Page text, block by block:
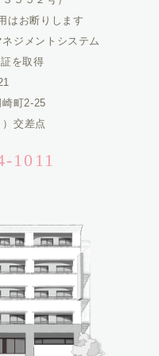
はお断りします
ジメントシステム
を取得
町2-25
交差点
1011